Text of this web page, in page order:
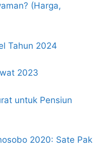
(Harga,
Tahun 2024
2023
untuk Pensiun
2020: Sate Pak